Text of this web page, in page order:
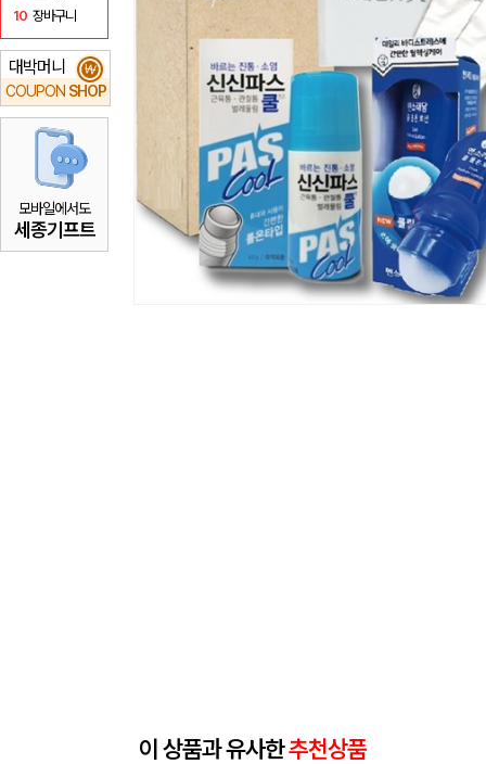
10 장바구니
대박머니
COUPON SHOP
₩
모바일에서도
세종기프트
이 상품과 유사한추천상품